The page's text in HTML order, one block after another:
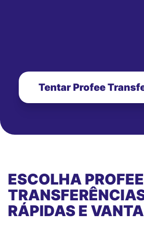
Tentar Profee
ESCOLHA
RÁPIDAS E